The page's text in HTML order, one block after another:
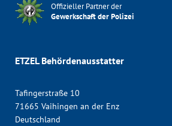
Offizieller Partner der
Gewerkschaft der Polizei
ETZEL Behördenausstatter
Tafingerstraße 10
71665 Vaihingen an der Enz
Deutschland